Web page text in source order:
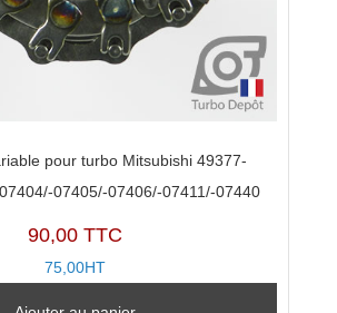
pour turbo Mitsubishi 49377-
07405/-07406/-07411/-07440
90,00 TTC
75,00HT